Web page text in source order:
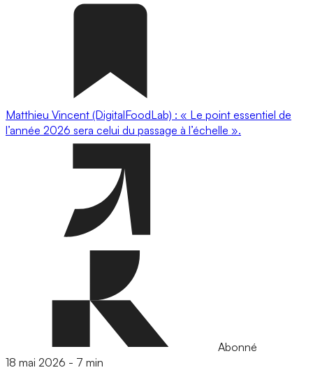
Matthieu Vincent (DigitalFoodLab) : « Le point essentiel de
l’année 2026 sera celui du passage à l’échelle ».
Abonné
18 mai 2026 - 7 min